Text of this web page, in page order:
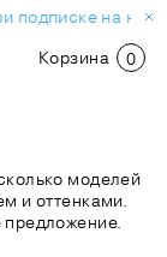
на
Корзина 0
моделей
и оттенками.
предложение.